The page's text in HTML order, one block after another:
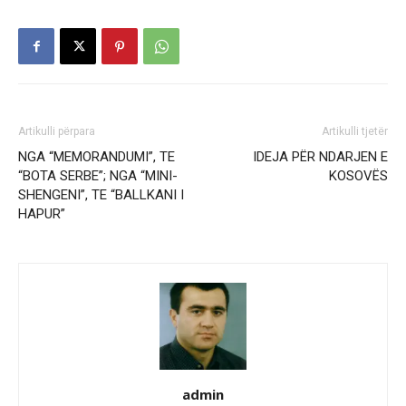
Artikulli përpara
NGA “MEMORANDUMI”, TE
“BOTA SERBE”; NGA “MINI-
SHENGENI”, TE “BALLKANI I
HAPUR”
Artikulli tjetër
IDEJA PËR NDARJEN E
KOSOVËS
admin